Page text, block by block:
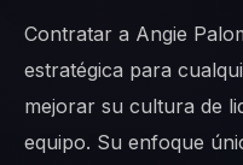
Contratar a Angie
estratégica para
mejorar su cultura de
equipo. Su enfoque